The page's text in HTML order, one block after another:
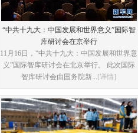
“中共十九大：中国发展和世界意义”国际智
库研讨会在京举行
11月16日，“中共十九大：中国发展和世界意
义”国际智库研讨会在北京举行。 此次国际
智库研讨会由国务院新...[详情]